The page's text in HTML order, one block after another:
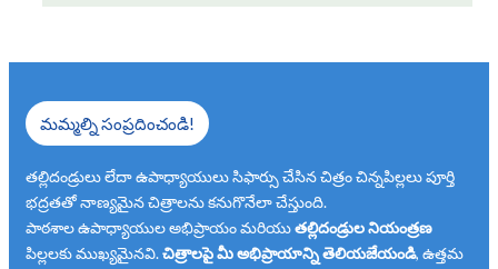
మమ్మల్ని సంప్రదించండి!
తల్లిదండ్రులు లేదా ఉపాధ్యాయులు సిఫార్సు చేసిన చిత్రం చిన్నపిల్లలు పూర్తి
భద్రతతో నాణ్యమైన చిత్రాలను కనుగొనేలా చేస్తుంది.
పాఠశాల ఉపాధ్యాయుల అభిప్రాయం మరియుతల్లిదండ్రుల నియంత్రణ
పిల్లలకు ముఖ్యమైనవి.చిత్రాలపై మీ అభిప్రాయాన్ని తెలియజేయండి, ఉత్తమ